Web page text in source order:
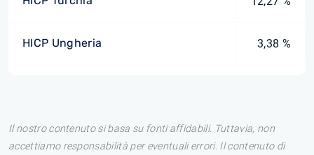
HICP Ungheria 3,38 %
Il nostro contenuto si basa su fonti affidabili. Tuttavia, non
accettiamo responsabilità per eventuali errori. Il contenuto di